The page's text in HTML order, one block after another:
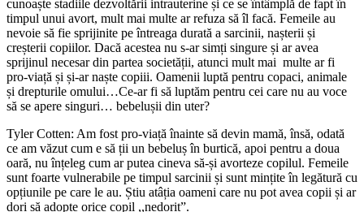
cunoaște stadiile dezvoltării intrauterine și ce se întâmplă de fapt în
timpul unui avort, mult mai multe ar refuza să îl facă. Femeile au
nevoie să fie sprijinite pe întreaga durată a sarcinii, nașterii și
creșterii copiilor. Dacă acestea nu s-ar simți singure și ar avea
sprijinul necesar din partea societății, atunci mult mai multe ar fi
pro-viață și și-ar naște copiii. Oamenii luptă pentru copaci, animale
și drepturile omului…Ce-ar fi să luptăm pentru cei care nu au voce
să se apere singuri… bebelușii din uter?
Tyler Cotten: Am fost pro-viață înainte să devin mamă, însă, odată
ce am văzut cum e să ții un bebeluș în burtică, apoi pentru a doua
oară, nu înțeleg cum ar putea cineva să-și avorteze copilul. Femeile
sunt foarte vulnerabile pe timpul sarcinii și sunt mințite în legătură cu
opțiunile pe care le au. Știu atâția oameni care nu pot avea copii și ar
dori să adopte orice copil ,,nedorit”.